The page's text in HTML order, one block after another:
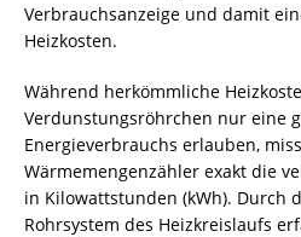
Verbrauchsanzeige und damit
Heizkosten.
Während herkömmliche
Verdunstungsröhrchen nur eine
Energieverbrauchs erlauben,
Wärmemengenzähler exakt die
in Kilowattstunden (kWh). Durch
Rohrsystem des Heizkreislaufs